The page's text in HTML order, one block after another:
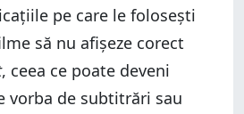
pe care le folosești
să nu afișeze corect
, ceea ce poate deveni
vorba de subtitrări sau